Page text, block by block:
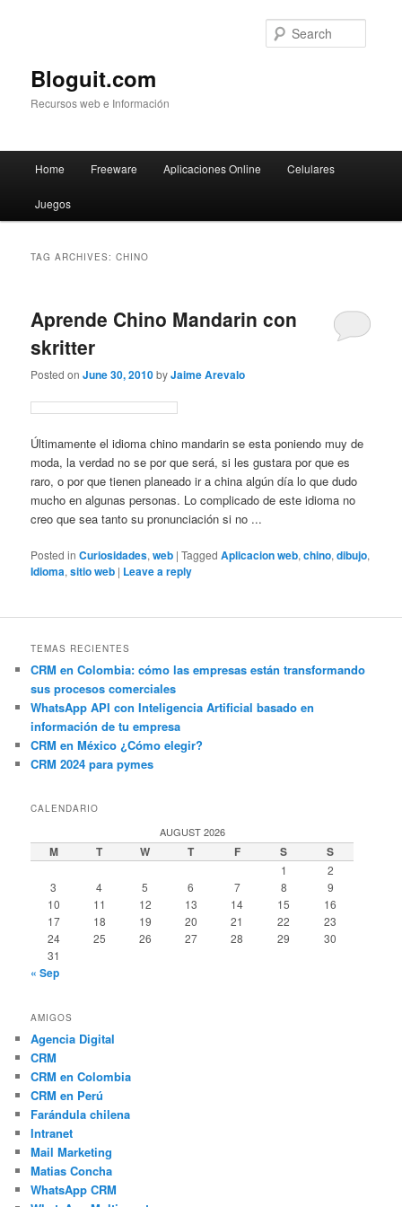
Bloguit.com
Recursos web e Información
Skip
to
Skip
to
Home Freeware Aplicaciones Online Celulares
Juegos
TAG ARCHIVES:CHINO
Aprende Chino Mandarin con
skritter
Posted onJune 30, 2010byJaime Arevalo
Últimamente el idioma chino mandarin se esta poniendo muy de
moda, la verdad no se por que será, si les gustara por que es
raro, o por que tienen planeado ir a china algún día lo que dudo
mucho en algunas personas. Lo complicado de este idioma no
creo que sea tanto su pronunciación si no ...
Posted in Curiosidades,web |Tagged Aplicacion web,chino,dibujo,
Idioma,sitio web | Leave a reply
TEMAS RECIENTES
CRM en Colombia: cómo las empresas están transformando
sus procesos comerciales
WhatsApp API con Inteligencia Artificial basado en
información de tu empresa
CRM en México ¿Cómo elegir?
CRM 2024 para pymes
CALENDARIO
AUGUST 2026
M T W T F S S
1
2
3
4 5 6 7 8
9
10
11 12 13 14 15
16
17
18 19 20 21 22
23
24
25 26 27 28 29
30
31
« Sep
AMIGOS
Agencia Digital
CRM
CRM en Colombia
CRM en Perú
Farándula chilena
Intranet
Mail Marketing
Matias Concha
WhatsApp CRM